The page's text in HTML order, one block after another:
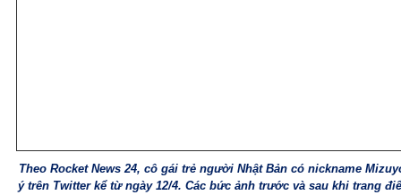
Theo Rocket News 24, cô gái trẻ người Nhật Bản có nickname
ý trên Twitter kể từ ngày 12/4. Các bức ảnh trước và sau khi trang